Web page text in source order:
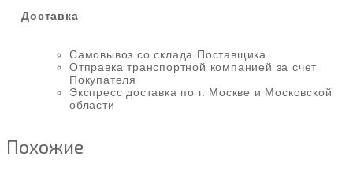
Доставка
Самовывоз со склада Поставщика
Отправка транспортной компанией за счет
Покупателя
Экспресс доставка по г. Москве и Московской
области
Похожие